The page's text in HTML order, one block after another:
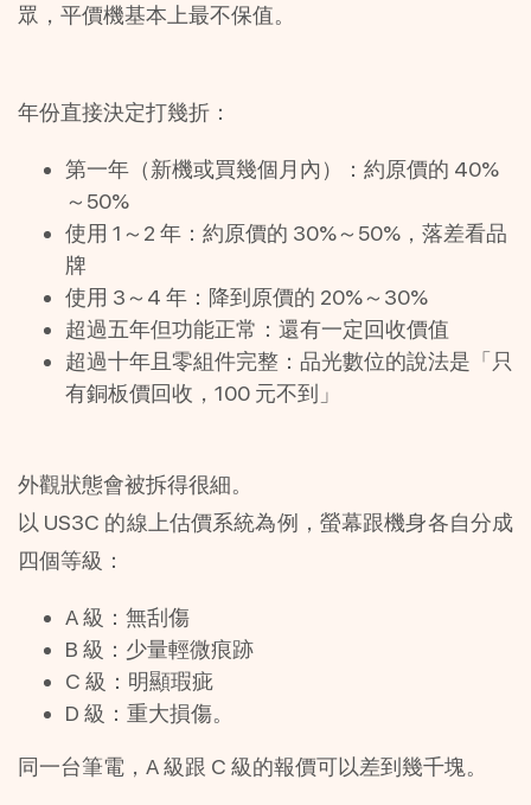
眾，平價機基本上最不保值。
年份直接決定打幾折：
第一年（新機或買幾個月內）：約原價的 40%
～50%
使用 1～2 年：約原價的 30%～50%，落差看品
牌
使用 3～4 年：降到原價的 20%～30%
超過五年但功能正常：還有一定回收價值
超過十年且零組件完整：品光數位的說法是「只
有銅板價回收，100 元不到」
外觀狀態會被拆得很細。
以 US3C 的線上估價系統為例，螢幕跟機身各自分成
四個等級：
A 級：無刮傷
B 級：少量輕微痕跡
C 級：明顯瑕疵
D 級：重大損傷。
同一台筆電，A 級跟 C 級的報價可以差到幾千塊。